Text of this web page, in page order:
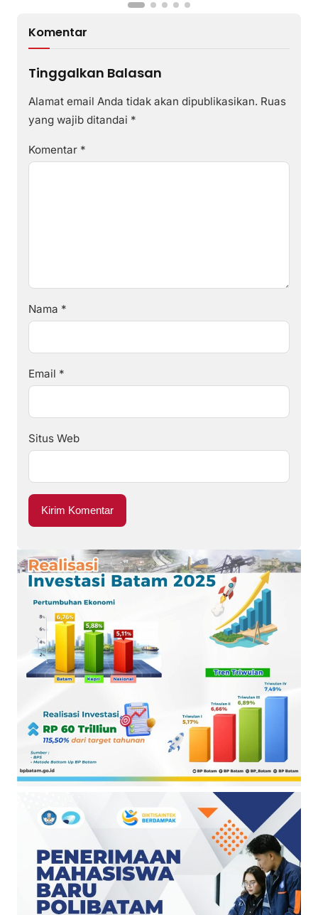
Komentar
Tinggalkan Balasan
Alamat email Anda tidak akan dipublikasikan. Ruas
yang wajib ditandai *
Komentar *
Nama *
Email *
Situs Web